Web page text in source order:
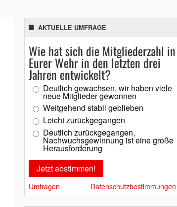
AKTUELLE UMFRAGE
Wie hat sich die Mitgliederzahl in
Eurer Wehr in den letzten drei
Jahren entwickelt?
Deutlich gewachsen, wir haben viele
neue Mitglieder gewonnen
Weitgehend stabil geblieben
Leicht zurückgegangen
Deutlich zurückgegangen,
Nachwuchsgewinnung ist eine große
Herausforderung
Umfragen Datenschutzbestimmungen